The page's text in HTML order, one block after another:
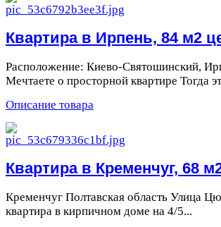
Квартира в Ирпень, 84 м2
Расположение: Киево-Святошинский,
Мечтаете о просторной квартире Тогда
Описание товара
Квартира в Кременчуг, 68
Кременчуг Полтавская область Улица
квартира в кирпичном доме на 4/5...